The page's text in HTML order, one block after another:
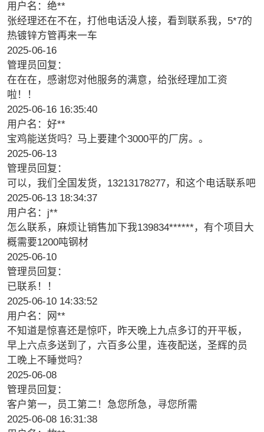
用户名：绝**
张经理还在不在，打他电话没人接，看到联系我，5*7的
热镀锌方管再来一车
2025-06-16
管理员回复：
在在在，感谢您对他服务的满意，给张经理加工资
啦！！
2025-06-16 16:35:40
用户名：好**
宝鸡能送货吗？马上要建个3000平的厂房。。
2025-06-13
管理员回复：
可以，我们全国发货，13213178277，和这个电话联系吧
2025-06-13 18:34:37
用户名：j**
怎么联系，麻烦让销售加下我139834******，有个项目大
概需要1200吨钢材
2025-06-10
管理员回复：
已联系！！
2025-06-10 14:33:52
用户名：网**
不知道是惊喜还是惊吓，昨天晚上九点多订的开平板，
早上六点多送到了，六百多公里，连夜配送，圣辉的员
工晚上不睡觉吗？
2025-06-08
管理员回复：
客户第一，员工第二！急您所急，寻您所需
2025-06-08 16:31:38